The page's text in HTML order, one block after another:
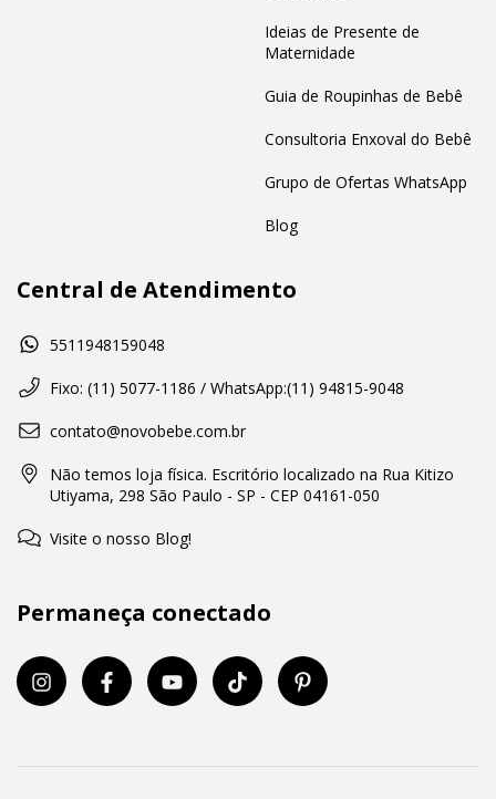
Ideias de Presente de
Maternidade
Guia de Roupinhas de Bebê
Consultoria Enxoval do Bebê
Grupo de Ofertas WhatsApp
Blog
Central de Atendimento
5511948159048
Fixo: (11) 5077-1186 / WhatsApp:(11) 94815-9048
contato@novobebe.com.br
Não temos loja física. Escritório localizado na Rua Kitizo
Utiyama, 298 São Paulo - SP - CEP 04161-050
Visite o nosso Blog!
Permaneça conectado